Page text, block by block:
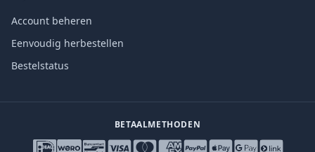
Account beheren
Eenvoudig herbestellen
Bestelstatus
BETAALMETHODEN